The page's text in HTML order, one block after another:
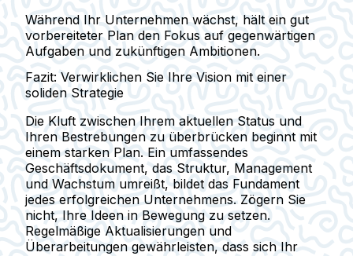
Während Ihr Unternehmen wächst, hält ein gut
vorbereiteter Plan den Fokus auf gegenwärtigen
Aufgaben und zukünftigen Ambitionen.
Fazit: Verwirklichen Sie Ihre Vision mit einer
soliden Strategie
Die Kluft zwischen Ihrem aktuellen Status und
Ihren Bestrebungen zu überbrücken beginnt mit
einem starken Plan. Ein umfassendes
Geschäftsdokument, das Struktur, Management
und Wachstum umreißt, bildet das Fundament
jedes erfolgreichen Unternehmens. Zögern Sie
nicht, Ihre Ideen in Bewegung zu setzen.
Regelmäßige Aktualisierungen und
Überarbeitungen gewährleisten, dass sich Ihr